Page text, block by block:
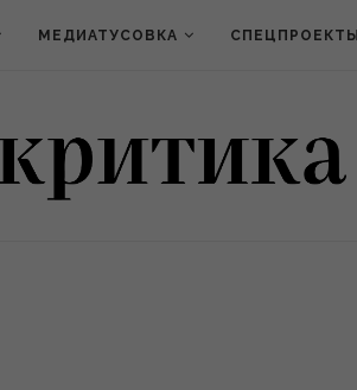
МЕДИАТУСОВКА СПЕЦПРОЕКТЫ